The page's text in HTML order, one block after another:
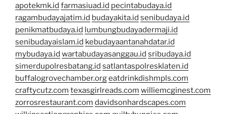
apotekmk.id farmasiuad.id pecintabudaya.id
ragambudayajatim.id budayakita.id senibudaya.id
penikmatbudaya.id lumbungbudayadermaji.id
senibudayaislam.id kebudayaantanahdatar.id
mybudaya.id wartabudayasanggau.id sribudaya.id
simerdupolresbatang.id satlantaspolresklaten.id
buffalogrovechamber.orgeatdrinkdishmpls.com
craftycutz.com texasgirlreads.com williemcginest.com
zorrosrestaurant.com davidsonhardscapes.com